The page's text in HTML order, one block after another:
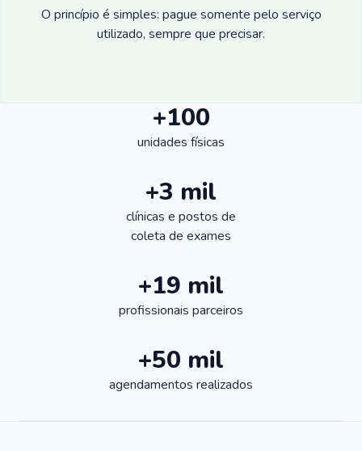
O princípio é simples: pague somente pelo serviço
utilizado, sempre que precisar.
+100
unidades físicas
+3 mil
clínicas e postos de
coleta de exames
+19 mil
profissionais parceiros
+50 mil
agendamentos realizados